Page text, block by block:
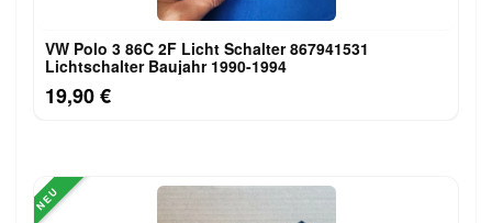
VW Polo 3 86C 2F Licht Schalter 867941531
Lichtschalter Baujahr 1990-1994
19,90 €
NEU